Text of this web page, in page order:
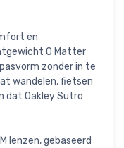
en
O Matter
zonder in te
wandelen, fietsen
dat Oakley Sutro
lenzen, gebaseerd